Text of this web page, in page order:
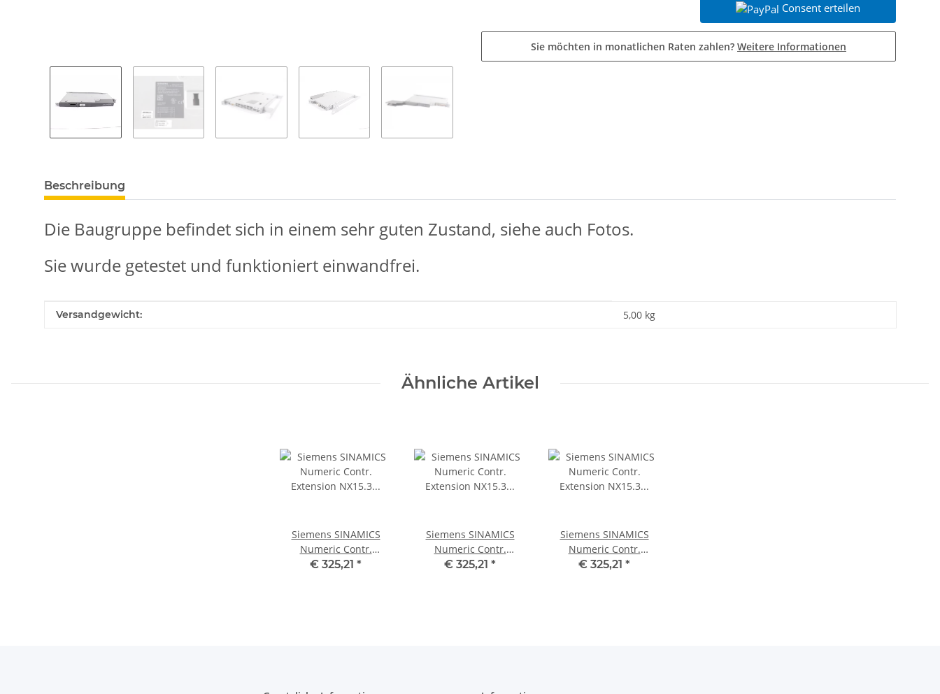
Consent erteilen
Sie möchten in monatlichen Raten zahlen? Weitere Informationen
weitere Registerkarten anzeigen
Beschreibung
Die Baugruppe befindet sich in einem sehr guten Zustand, siehe auch Fotos.
Sie wurde getestet und funktioniert einwandfrei.
Produkteigenschaft
Wert
Versandgewicht: 5,00 kg
Ähnliche Artikel
Siemens SINAMICS
Numeric Contr.
Extension NX15.3
€ 325,21 *
Siemens SINAMICS
Numeric Contr.
Extension NX15.3
€ 325,21 *
Siemens SINAMICS
Numeric Contr.
Extension NX15.3
€ 325,21 *